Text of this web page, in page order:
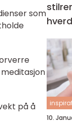
som
på å
10.